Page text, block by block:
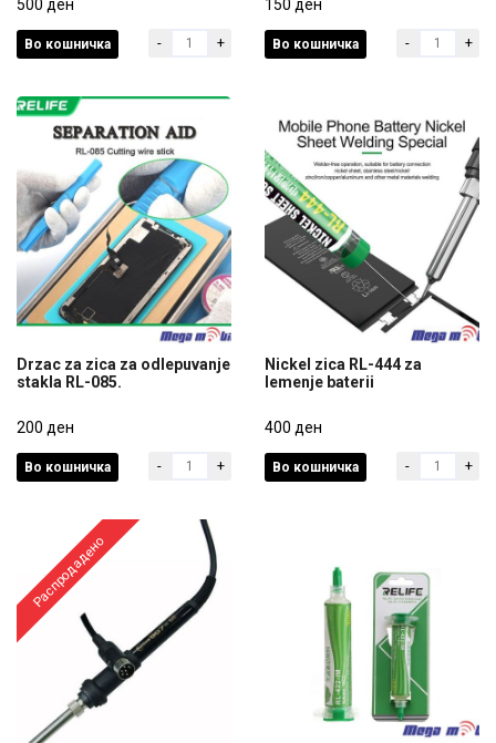
od baterija RELIFE RL-936WA
500 ден
500 ден
Во кошничка - +
(Pletenka) 2mm
150 ден
150 ден
Во кошничка - +
stakla RL-085.
200 ден
Drzac za zica za odlepuvanje
stakla RL-085.
200 ден
Во кошничка - +
lemenje baterii
400 ден
Nickel zica RL-444 za
lemenje baterii
400 ден
Во кошничка - +
Распродадено